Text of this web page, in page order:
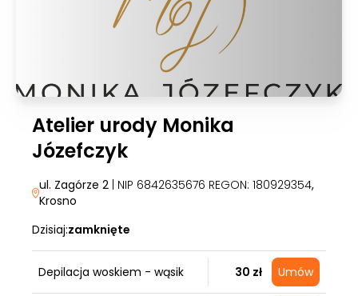
Atelier urody Monika
Józefczyk
ul. Zagórze 2 | NIP 6842635676 REGON: 180929354,
Krosno
Dzisiaj:zamknięte
Depilacja woskiem - wąsik 30 zł Umów